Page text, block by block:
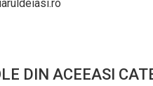
DIN ACEEASI